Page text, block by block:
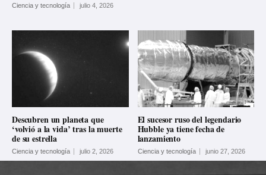
Ciencia y tecnología julio 4, 2026
Descubren un planeta que
‘volvió a la vida’ tras la muerte
de su estrella
Ciencia y tecnología julio 2, 2026
El sucesor ruso del legendario
Hubble ya tiene fecha de
lanzamiento
Ciencia y tecnología junio 27, 2026